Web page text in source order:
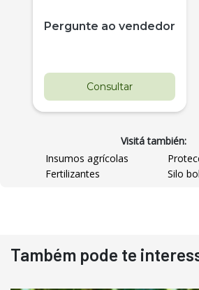
Pergunte ao vendedor
Consultar
Visitá también:
Insumos agrícolas
Fertilizantes
Silo
Também pode te